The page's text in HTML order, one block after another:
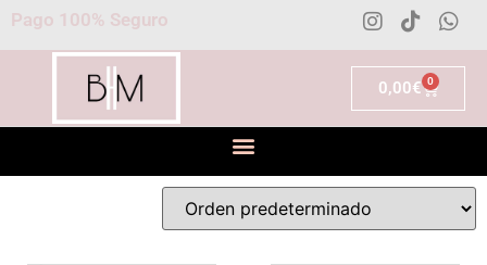
Pago 100% Seguro
0,00€ 0